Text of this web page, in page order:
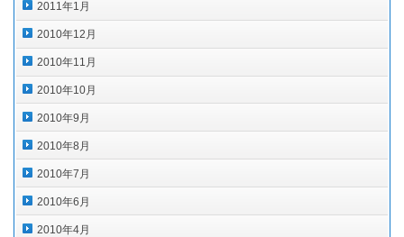
2011年1月
2010年12月
2010年11月
2010年10月
2010年9月
2010年8月
2010年7月
2010年6月
2010年4月